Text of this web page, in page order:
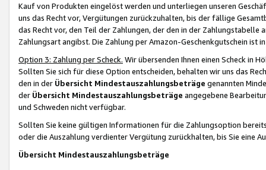
Kauf von Produkten eingelöst werden und unterliegen unseren
uns das Recht vor, Vergütungen zurückzuhalten, bis der fällige
das Recht vor, den Teil der Zahlungen, der den in der
Zahlungsart angibst. Die Zahlung per Amazon-Geschenkgutschein ist
Option 3: Zahlung per Scheck. Wir übersenden Ihnen einen Scheck in
Sollten Sie sich für diese Option entscheiden, behalten wir uns das
den in der Übersicht Mindestauszahlungsbeträge genannten
der Übersicht Mindestauszahlungsbeträge angegebene
und Schweden nicht verfügbar.
Sollten Sie keine gültigen Informationen für die Zahlungsoption
oder die Auszahlung verdienter Vergütung zurückhalten, bis Sie
Übersicht Mindestauszahlungsbeträge